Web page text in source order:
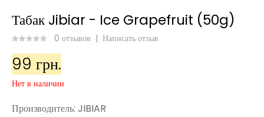
Табак Jibiar - Ice Grapefruit (50g)
0 отзывов | Написать отзыв
99 грн.
Нет в наличии
Производитель: JIBIAR